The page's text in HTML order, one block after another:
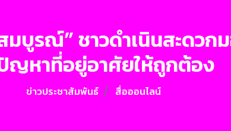
รณ์” ชาวดำเนินสะดวกม
ญหาที่อยู่อาศัยให้ถูกต้อง
ข่าวประชาสัมพันธ์ สื่อออนไลน์